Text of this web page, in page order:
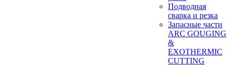
Подводная
сварка и резка
Запасные части
ARC GOUGING
&
EXOTHERMIC
CUTTING